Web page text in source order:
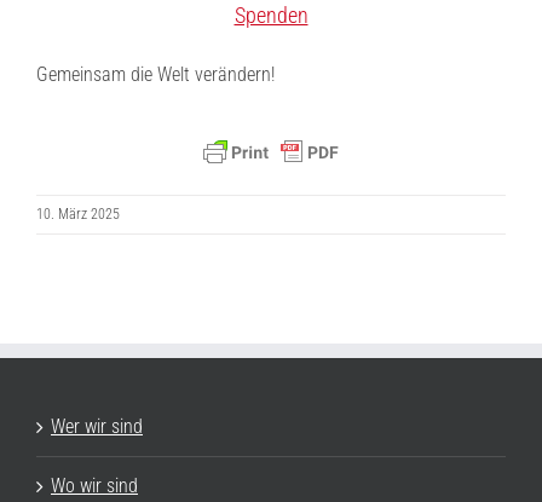
Spenden
Gemeinsam die Welt verändern!
10. März 2025
Wer wir sind
Wo wir sind